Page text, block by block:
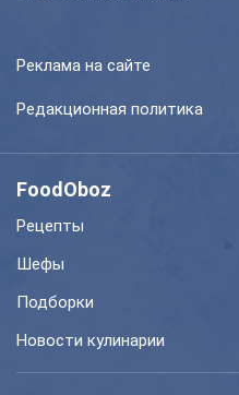
Реклама на сайте
Редакционная политика
FoodOboz
Рецепты
Шефы
Подборки
Новости кулинарии